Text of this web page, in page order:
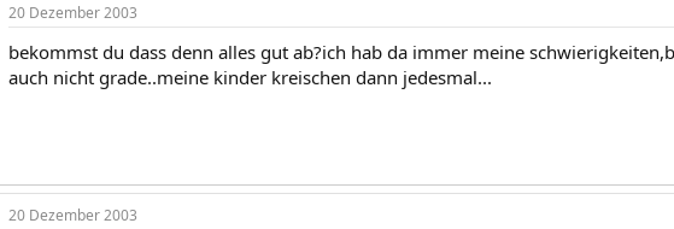
20 Dezember 2003
bekommst du dass denn alles gut ab?ich hab da immer meine
auch nicht grade..meine kinder kreischen dann jedesmal...
20 Dezember 2003